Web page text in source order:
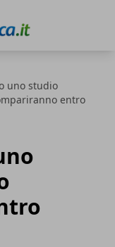
uno studio
entro